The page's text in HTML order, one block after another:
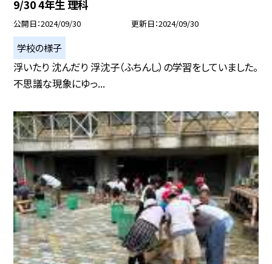
9/30 4年生 理科
公開日 2024/09/30 更新日 2024/09/30
学校の様子
浮いたり 沈んだり 浮沈子（ふちんし）の学習をしていました。
不思議な現象にゆっ...